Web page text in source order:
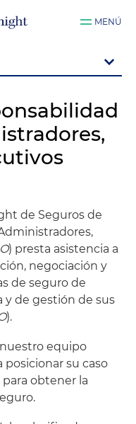
MENÚ
de Seguros de
) presta asistencia a
negociación y
de seguro de
y de gestión de sus
).
equipo
posicionar su caso
obtener la